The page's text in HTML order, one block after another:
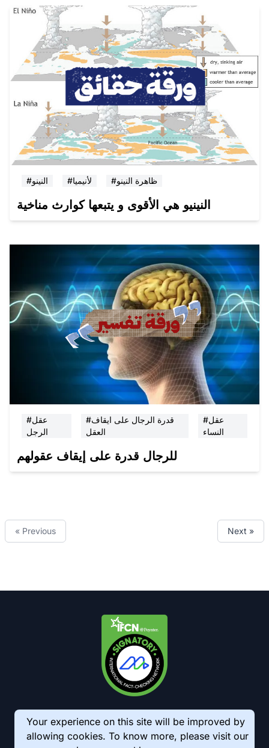
#النينو #لأنيميا #ظاهرة النينو
النينيو هي الأقوى و يتبعها كوارث مناخية
#عقل
الرجل
#قدرة الرجال على ايقاف
العقل
#عقل
النساء
للرجال قدرة على إيقاف عقولهم
« Previous Next »
Your experience on this site will be improved by
allowing cookies. To know more, please visit our